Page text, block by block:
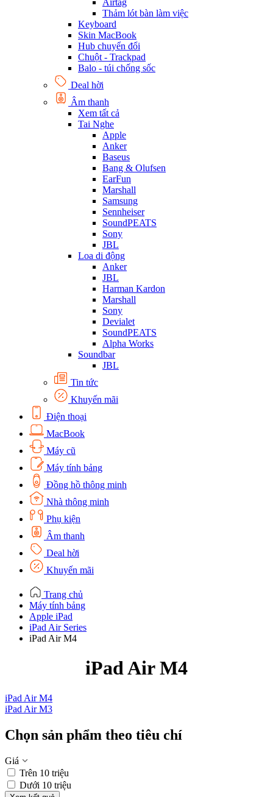
Airtag
Thảm lót bàn làm việc
Keyboard
Skin MacBook
Hub chuyển đổi
Chuột - Trackpad
Balo - túi chống sốc
Deal hời
Âm thanh
Xem tất cả
Tai Nghe
Apple
Anker
Baseus
Bang & Olufsen
EarFun
Marshall
Samsung
Sennheiser
SoundPEATS
Sony
JBL
Loa di động
Anker
JBL
Harman Kardon
Marshall
Sony
Devialet
SoundPEATS
Alpha Works
Soundbar
JBL
Tin tức
Khuyến mãi
Điện thoại
MacBook
Máy cũ
Máy tính bảng
Đồng hồ thông minh
Nhà thông minh
Phụ kiện
Âm thanh
Deal hời
Khuyến mãi
Trang chủ
Máy tính bảng
Apple iPad
iPad Air Series
iPad Air M4
iPad Air M4
iPad Air M4
iPad Air M3
Chọn sản phẩm theo tiêu chí
Giá
Trên 10 triệu
Dưới 10 triệu